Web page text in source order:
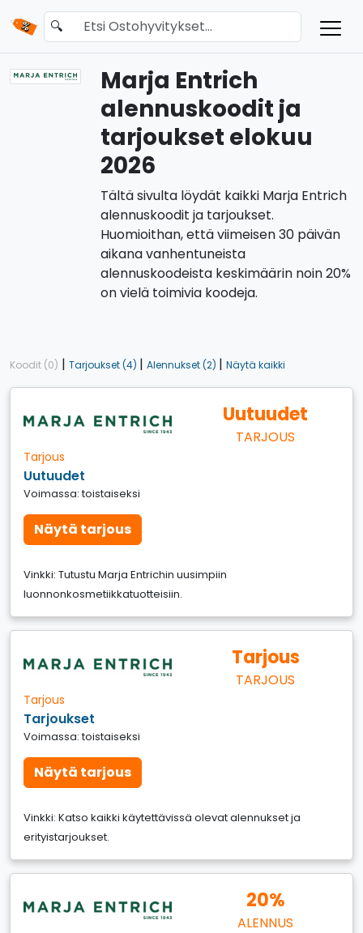
🔍
Marja Entrich
alennuskoodit ja
tarjoukset elokuu
2026
Tältä sivulta löydät kaikki Marja Entrich
alennuskoodit ja tarjoukset.
Huomioithan, että viimeisen 30 päivän
aikana vanhentuneista
alennuskoodeista keskimäärin noin 20%
on vielä toimivia koodeja.
Koodit (0) | Tarjoukset (4) | Alennukset (2) | Näytä kaikki
Uutuudet
TARJOUS
Tarjous
Uutuudet
Voimassa: toistaiseksi
Näytä tarjous
Vinkki: Tutustu Marja Entrichin uusimpiin
luonnonkosmetiikkatuotteisiin.
Tarjous
TARJOUS
Tarjous
Tarjoukset
Voimassa: toistaiseksi
Näytä tarjous
Vinkki: Katso kaikki käytettävissä olevat alennukset ja
erityistarjoukset.
20%
ALENNUS